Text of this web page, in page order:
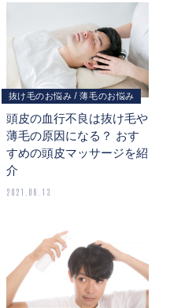
抜け毛のお悩み 薄毛のお悩み
頭皮の血行不良は抜け毛や
薄毛の原因になる？ おす
すめの頭皮マッサージを紹
介
2021.06.13